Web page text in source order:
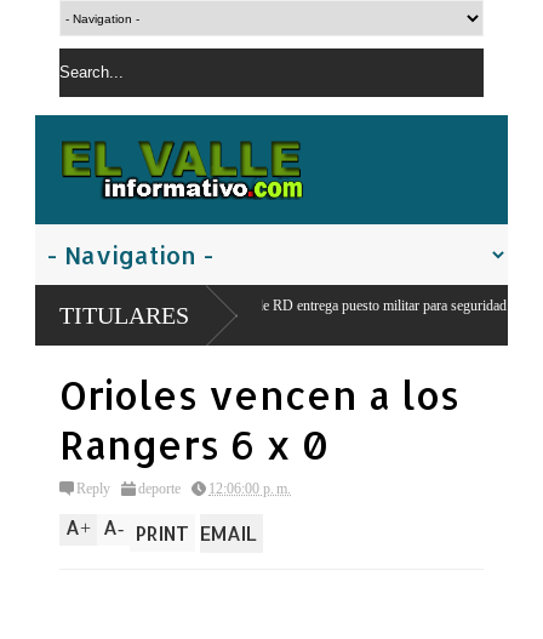
TITULARES
del ejercito de RD entrega puesto militar para seguridad y vigilancia
Orioles vencen a los
Rangers 6 x 0
Reply deporte 12:06:00 p. m.
A+ A- PRINT EMAIL